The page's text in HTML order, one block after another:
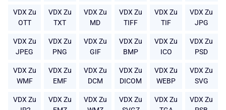
VDX Zu
OTT
VDX Zu
TXT
VDX Zu
MD
VDX Zu
TIFF
VDX Zu
TIF
VDX Zu
JPG
VDX Zu
JPEG
VDX Zu
PNG
VDX Zu
GIF
VDX Zu
BMP
VDX Zu
ICO
VDX Zu
PSD
VDX Zu
WMF
VDX Zu
EMF
VDX Zu
DCM
VDX Zu
DICOM
VDX Zu
WEBP
VDX Zu
SVG
VDX Zu
VDX Zu
VDX Zu
VDX Zu
VDX Zu
VDX Zu